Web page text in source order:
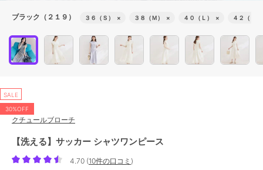
ブラック（２１９） ３６（Ｓ） × ３８（Ｍ） × ４０（Ｌ） × ４２（ＬＬ
SALE
30%OFF
クチュールブローチ
【洗える】サッカー シャツワンピース
4.70 (10件の口コミ )